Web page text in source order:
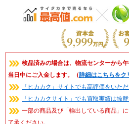
検品済みの場合は、物流センターから
当日中にご入金します。（詳細はこちらをク
「ヒカカク」サイトでも高評価をいただ
「ヒカカクサイト」でも買取実績は抜群
一部の商品及び「輸出している商品」
了承ください。